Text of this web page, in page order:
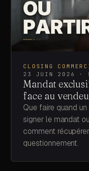
CLOSING
23 JUIN 2026
·
Mandat
face au
Que faire quand
signer le mandat
comment
questionnement.